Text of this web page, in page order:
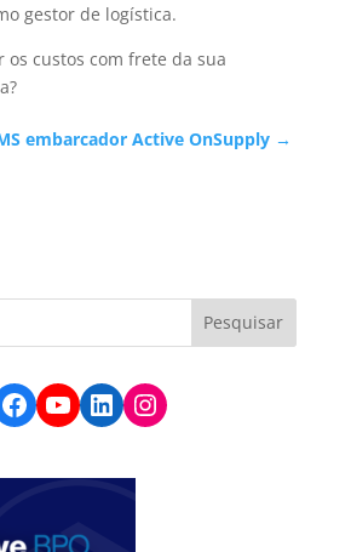
gestor de logística.
os custos com frete da sua
embarcador Active OnSupply →
YouTube
LinkedIn
Instagram